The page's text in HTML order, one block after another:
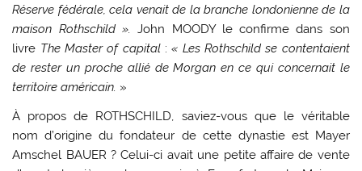
Réserve fédérale, cela venait de la branche londonienne de la
maison Rothschild ».John MOODY le confirme dans son
livre The Master of capital:« Les Rothschild se contentaient
de rester un proche allié de Morgan en ce qui concernait le
territoire américain. »
À propos de ROTHSCHILD, saviez-vous que le véritable
nom d’origine du fondateur de cette dynastie est Mayer
Amschel BAUER ? Celui-ci avait une petite affaire de vente